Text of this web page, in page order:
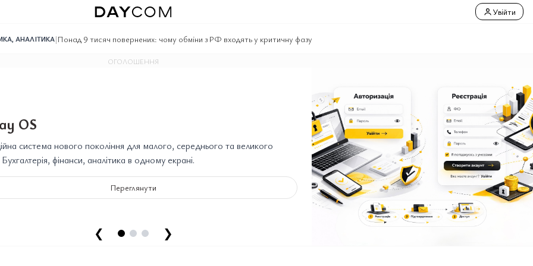
Увійти
, АНАЛІТИКА|Понад 9 тисяч повернених: чому обміни з РФ входять у критичну фазу
ОГОЛОШЕННЯ
OS
система нового покоління для малого, середнього та великого
Бухгалтерія, фінанси, аналітика в одному екрані.
Переглянути
❮ ❯